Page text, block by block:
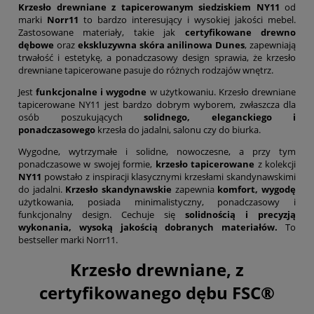
Krzesło drewniane z tapicerowanym siedziskiem NY11 od
marki Norr11 to bardzo interesujący i wysokiej jakości mebel.
Zastosowane materiały, takie jak certyfikowane drewno
dębowe oraz ekskluzywna skóra anilinowa Dunes, zapewniają
trwałość i estetykę, a ponadczasowy design sprawia, że krzesło
drewniane tapicerowane pasuje do różnych rodzajów wnętrz.
Jestfunkcjonalne i wygodne w użytkowaniu. Krzesło drewniane
tapicerowane NY11 jest bardzo dobrym wyborem, zwłaszcza dla
osób poszukujących solidnego, eleganckiego i
ponadczasowego krzesła do jadalni, salonu czy do biurka.
Wygodne, wytrzymałe i solidne, nowoczesne, a przy tym
ponadczasowe w swojej formie, krzesło tapicerowane z kolekcji
NY11 powstało z inspiracji klasycznymi krzesłami skandynawskimi
do jadalni. Krzesło skandynawskie zapewnia komfort, wygodę
użytkowania, posiada minimalistyczny, ponadczasowy i
funkcjonalny design. Cechuje się solidnością i precyzją
wykonania, wysoką jakością dobranych materiałów. To
bestseller marki Norr11.
Krzesło drewniane, z
certyfikowanego dębu FSC®